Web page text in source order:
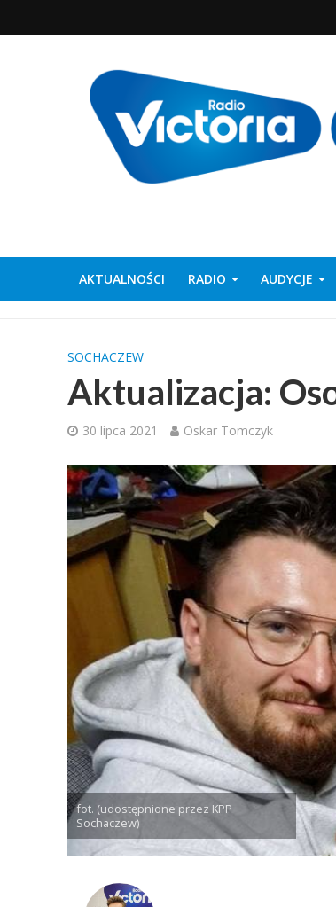
AKTUALNOŚCI RADIO AUDYCJE
SOCHACZEW
Aktualizacja:
30 lipca 2021 Oskar Tomczyk
fot. (udostępnione przez KPP
Sochaczew)